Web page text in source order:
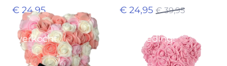
€ 24,95 € 24,95 € 39,95
Uitverkocht Aanbieding!